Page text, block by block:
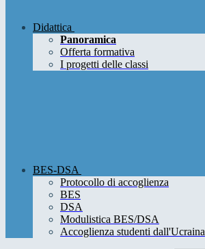
Didattica
Panoramica
Offerta formativa
I progetti delle classi
BES-DSA
Protocollo di accoglienza
BES
DSA
Modulistica BES/DSA
Accoglienza studenti dall'Ucraina